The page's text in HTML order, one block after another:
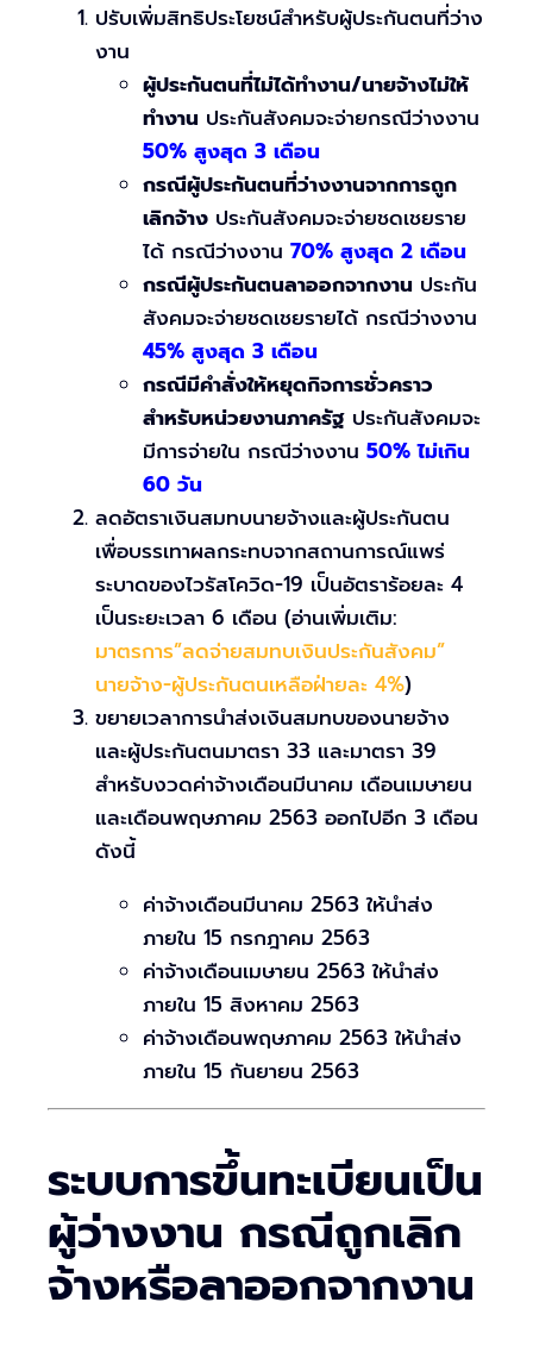
ปรับเพิ่มสิทธิประโยชน์สำหรับผู้ประกันตนที่ว่าง
งาน
ผู้ประกันตนที่ไม่ได้ทำงาน/นายจ้างไม่ให้
ทำงาน ประกันสังคมจะจ่ายกรณีว่างงาน
50% สูงสุด 3 เดือน
กรณีผู้ประกันตนที่ว่างงานจากการถูก
เลิกจ้าง ประกันสังคมจะจ่ายชดเชยราย
ได้ กรณีว่างงาน 70% สูงสุด 2 เดือน
กรณีผู้ประกันตนลาออกจากงาน ประกัน
สังคมจะจ่ายชดเชยรายได้ กรณีว่างงาน
45% สูงสุด 3 เดือน
กรณีมีคำสั่งให้หยุดกิจการชั่วคราว
สำหรับหน่วยงานภาครัฐ ประกันสังคมจะ
มีการจ่ายใน กรณีว่างงาน 50% ไม่เกิน
60 วัน
ลดอัตราเงินสมทบนายจ้างและผู้ประกันตน
เพื่อบรรเทาผลกระทบจากสถานการณ์แพร่
ระบาดของไวรัสโควิด-19 เป็นอัตราร้อยละ 4
เป็นระยะเวลา 6 เดือน (อ่านเพิ่มเติม:
มาตรการ”ลดจ่ายสมทบเงินประกันสังคม”
นายจ้าง-ผู้ประกันตนเหลือฝ่ายละ 4%)
ขยายเวลาการนำส่งเงินสมทบของนายจ้าง
และผู้ประกันตนมาตรา 33 และมาตรา 39
สำหรับงวดค่าจ้างเดือนมีนาคม เดือนเมษายน
และเดือนพฤษภาคม 2563 ออกไปอีก 3 เดือน
ดังนี้
ค่าจ้างเดือนมีนาคม 2563 ให้นำส่ง
ภายใน 15 กรกฎาคม 2563
ค่าจ้างเดือนเมษายน 2563 ให้นำส่ง
ภายใน 15 สิงหาคม 2563
ค่าจ้างเดือนพฤษภาคม 2563 ให้นำส่ง
ภายใน 15 กันยายน 2563
ระบบการขึ้นทะเบียนเป็น
ผู้ว่างงาน กรณีถูกเลิก
จ้างหรือลาออกจากงาน